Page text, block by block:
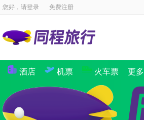
您好，请登录 免费注册
酒店
国内酒店
机票
国际·港澳机票
火车票 更多
景点
出境游